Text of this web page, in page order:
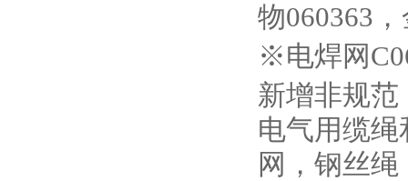
物060363
※电焊网
新增非规
电气用缆
网，钢丝